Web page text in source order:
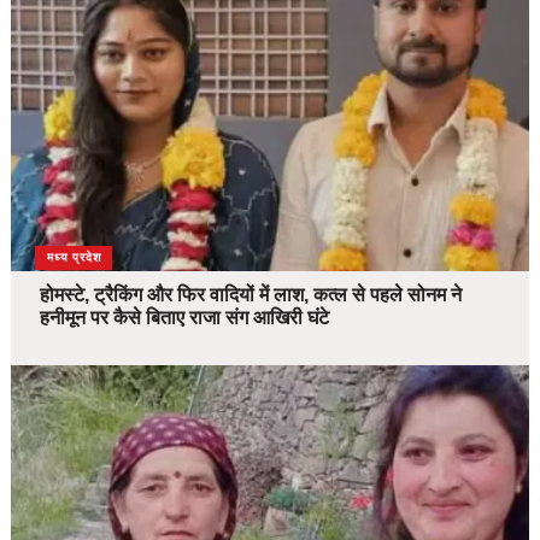
देश
मध्य प्रदेश
होमस्टे, ट्रैकिंग और फिर वादियों में लाश, कत्ल से पहले सोनम ने
हनीमून पर कैसे बिताए राजा संग आखिरी घंटे